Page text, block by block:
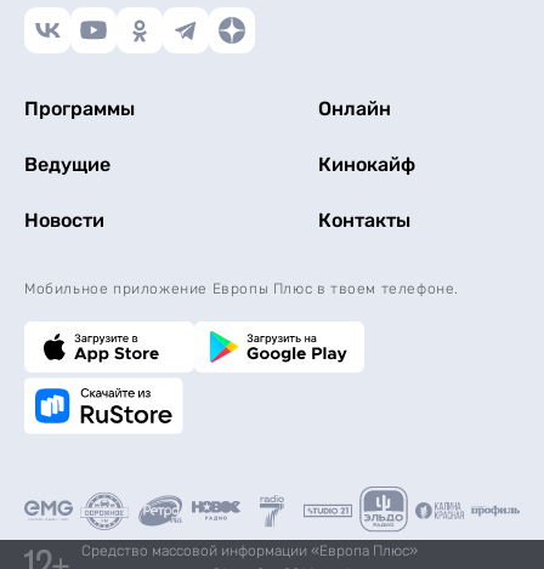
Программы Онлайн
Ведущие Кинокайф
Новости Контакты
Мобильное приложение Европы Плюс в твоем телефоне.
Средство массовой информации «Европа Плюс»